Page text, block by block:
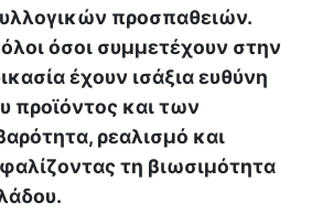
προσπαθειών.
όσοι συμμετέχουν στην
έχουν ισάξια ευθύνη
προϊόντος και των
ρεαλισμό και
τη βιωσιμότητα